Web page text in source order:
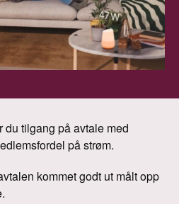
du tilgang på avtale med
på strøm.
kommet godt ut målt opp